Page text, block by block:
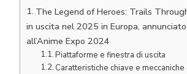
The Legend of Heroes: Trails
in uscita nel 2025 in Europa,
all’Anime Expo 2024
Piattaforme e finestra di uscita
Caratteristiche chiave e meccaniche